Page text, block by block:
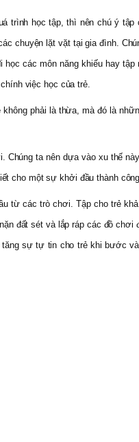
trình học tập, thì nên chú ý tập
chuyện lặt vặt tại gia đình.
các môn năng khiếu hay
việc học của trẻ.
phải là thừa, mà đó là
Chúng ta nên dựa vào xu thế
cho một sự khởi đầu thành
từ các trò chơi. Tập cho trẻ
đất sét và lắp ráp các đồ
sự tự tin cho trẻ khi bước